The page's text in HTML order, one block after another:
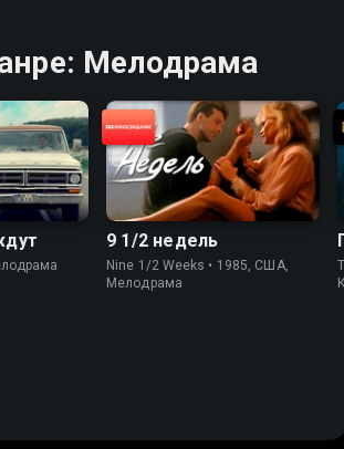
Мелодрама
9 1/2 недель
Nine 1/2 Weeks • 1985, США,
Мелодрама